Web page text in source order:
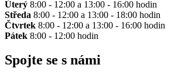
Úterý 8:00 - 12:00 a 13:00 - 16:00 hodin
Středa 8:00 - 12:00 a 13:00 - 18:00 hodin
Čtvrtek 8:00 - 12:00 a 13:00 - 16:00 hodin
Pátek 8:00 - 12:00 hodin
Spojte se s námi